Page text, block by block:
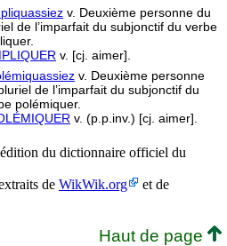
v. Deuxième personne du
de l’imparfait du subjonctif du verbe
v. [cj. aimer].
v. Deuxième personne
de l’imparfait du subjonctif du
polémiquer.
v. (p.p.inv.) [cj. aimer].
du dictionnaire officiel du
de WikWik.org
et de
Haut de page